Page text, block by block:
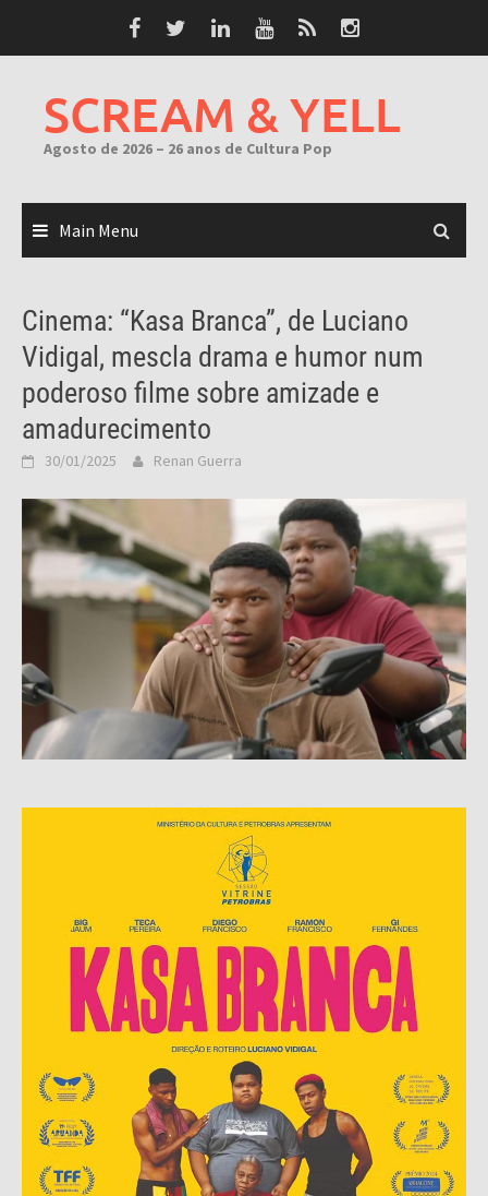
SCREAM & YELL
Agosto de 2026 – 26 anos de Cultura Pop
Main Menu
Cinema: “Kasa Branca”, de Luciano
Vidigal, mescla drama e humor num
poderoso filme sobre amizade e
amadurecimento
30/01/2025 Renan Guerra